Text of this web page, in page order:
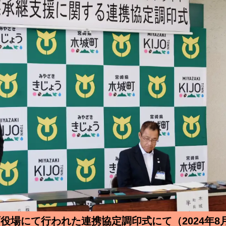
場にて行われた連携協定調印式にて（2024年8